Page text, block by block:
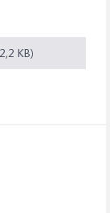
KB)